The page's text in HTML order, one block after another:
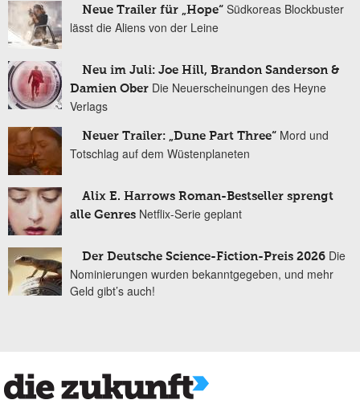
Neue Trailer für „Hope“ Südkoreas Blockbuster
lässt die Aliens von der Leine
Neu im Juli: Joe Hill, Brandon Sanderson &
Damien Ober Die Neuerscheinungen des Heyne
Verlags
Neuer Trailer: „Dune Part Three“ Mord und
Totschlag auf dem Wüstenplaneten
Alix E. Harrows Roman-Bestseller sprengt
alle Genres Netflix-Serie geplant
Der Deutsche Science-Fiction-Preis 2026 Die
Nominierungen wurden bekanntgegeben, und mehr
Geld gibt’s auch!